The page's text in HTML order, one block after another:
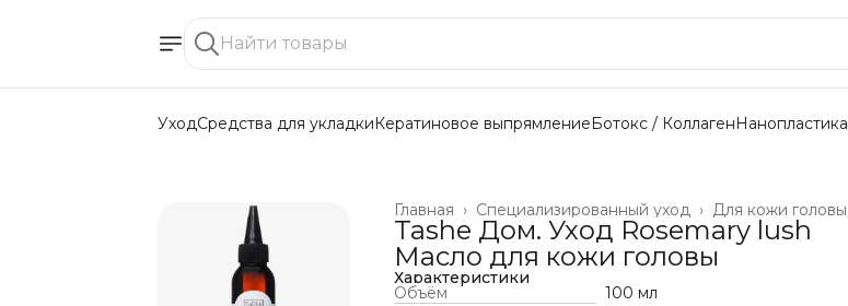
УходСредства для укладкиКератиновое выпрямлениеБотокс / КоллагенНанопластика
Для кожи головы
Специализированный уход ›
Главная ›
Tashe Дом. Уход Rosemary lush
Масло для кожи головы
Характеристики
Объём
100 мл